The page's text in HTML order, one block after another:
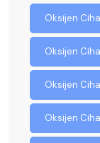
Oksijen
Oksijen
Oksijen
Oksijen